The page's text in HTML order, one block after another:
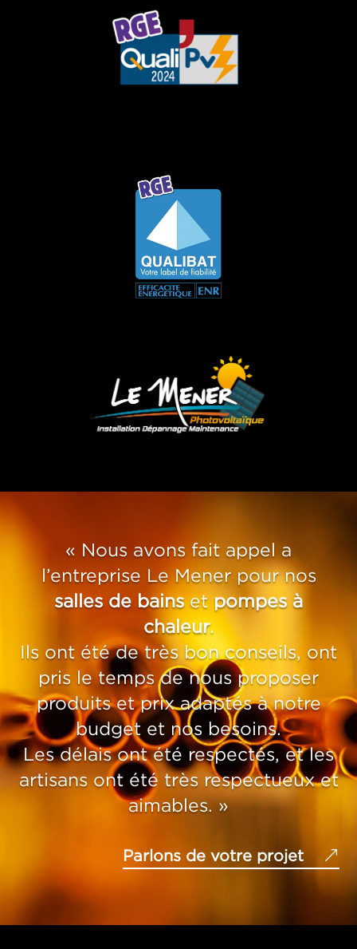
« Nous avons fait appel a
l’entreprise Le Mener pour nos
salles de bainsetpompes à
chaleur.
Ils ont été de très bon conseils, ont
pris le temps de nous proposer
produits et prix adaptés à notre
budget et nos besoins.
Les délais ont été respectés, et les
artisans ont été très respectueux et
aimables. »
Parlons de votre projet